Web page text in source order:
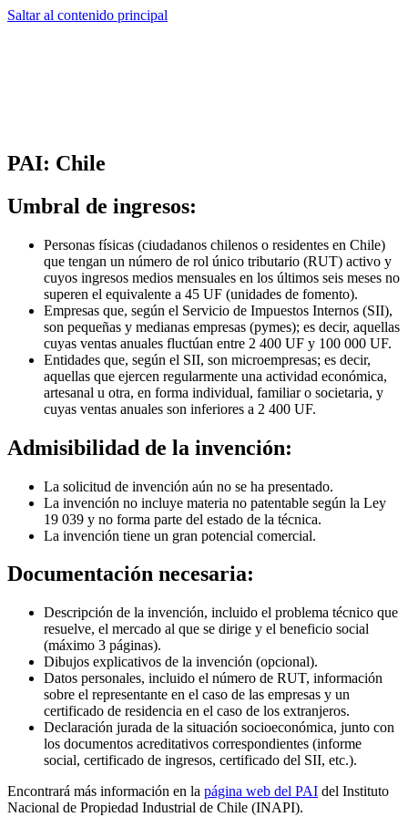
Saltar al contenido principal
PAI: Chile
Umbral de ingresos:
Personas físicas (ciudadanos chilenos o residentes en Chile)
que tengan un número de rol único tributario (RUT) activo y
cuyos ingresos medios mensuales en los últimos seis meses no
superen el equivalente a 45 UF (unidades de fomento).
Empresas que, según el Servicio de Impuestos Internos (SII),
son pequeñas y medianas empresas (pymes); es decir, aquellas
cuyas ventas anuales fluctúan entre 2 400 UF y 100 000 UF.
Entidades que, según el SII, son microempresas; es decir,
aquellas que ejercen regularmente una actividad económica,
artesanal u otra, en forma individual, familiar o societaria, y
cuyas ventas anuales son inferiores a 2 400 UF.
Admisibilidad de la invención:
La solicitud de invención aún no se ha presentado.
La invención no incluye materia no patentable según la Ley
19 039 y no forma parte del estado de la técnica.
La invención tiene un gran potencial comercial.
Documentación necesaria:
Descripción de la invención, incluido el problema técnico que
resuelve, el mercado al que se dirige y el beneficio social
(máximo 3 páginas).
Dibujos explicativos de la invención (opcional).
Datos personales, incluido el número de RUT, información
sobre el representante en el caso de las empresas y un
certificado de residencia en el caso de los extranjeros.
Declaración jurada de la situación socioeconómica, junto con
los documentos acreditativos correspondientes (informe
social, certificado de ingresos, certificado del SII, etc.).
Encontrará más información en la página web del PAI del Instituto
Nacional de Propiedad Industrial de Chile (INAPI).